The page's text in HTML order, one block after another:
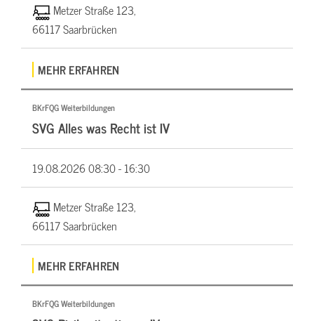
Metzer Straße 123,
66117 Saarbrücken
MEHR ERFAHREN
BKrFQG Weiterbildungen
SVG Alles was Recht ist IV
19.08.202608:30 - 16:30
Metzer Straße 123,
66117 Saarbrücken
MEHR ERFAHREN
BKrFQG Weiterbildungen